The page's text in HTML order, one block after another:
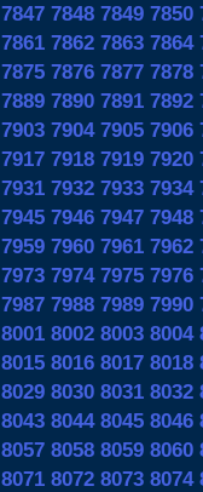
7847 7848 7849 7850
7861 7862 7863 7864
7875 7876 7877 7878
7889 7890 7891 7892
7903 7904 7905 7906
7917 7918 7919 7920
7931 7932 7933 7934
7945 7946 7947 7948
7959 7960 7961 7962
7973 7974 7975 7976
7987 7988 7989 7990
8001 8002 8003 8004
8015 8016 8017 8018
8029 8030 8031 8032
8043 8044 8045 8046
8057 8058 8059 8060
8071 8072 8073 8074